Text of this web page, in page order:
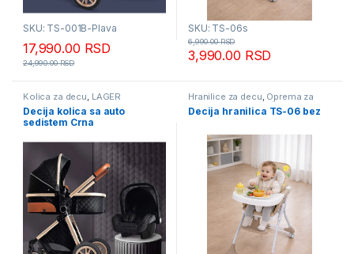
SKU: TS-001B-Plava
17,990.00 RSD
24,990.00RSD
SKU: TS-06s
3,990.00 RSD
6,990.00RSD
Kolica za decu, LAGER
RASPRODAJA – SAMO DOK
TRAJU ZALIHE
Decija kolica sa auto
sedistem Crna
Hranilice za decu, Oprema za
bebe i decu - mesečna akcija
Decija hranilica TS-06 bez